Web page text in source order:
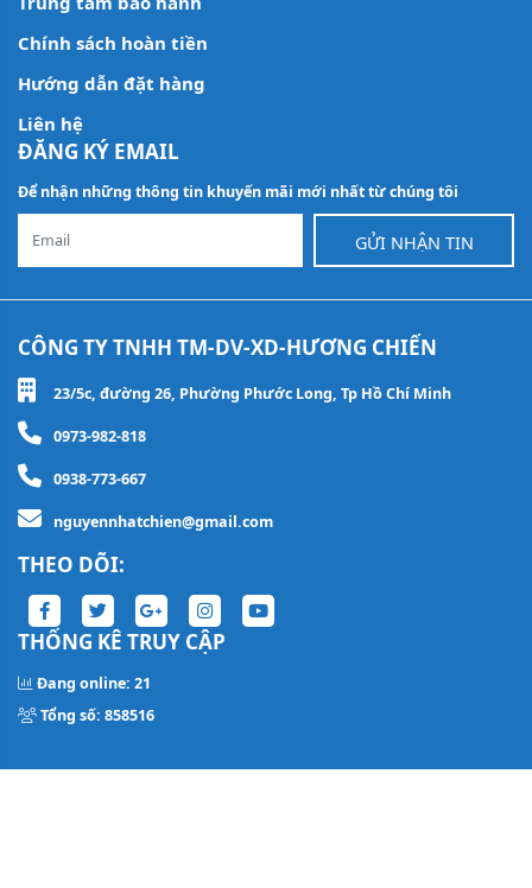
Chính sách hoàn tiền
Hướng dẫn đặt hàng
Liên hệ
ĐĂNG KÝ EMAIL
Để nhận những thông tin khuyến mãi mới nhất từ chúng tôi
GỬI NHẬN TIN
CÔNG TY TNHH TM-DV-XD-HƯƠNG CHIẾN
23/5c, đường 26, Phường Phước Long, Tp Hồ Chí Minh
0973-982-818
0938-773-667
nguyennhatchien@gmail.com
THEO DÕI:
THỐNG KÊ TRUY CẬP
Đang online: 21
Tổng số: 858516